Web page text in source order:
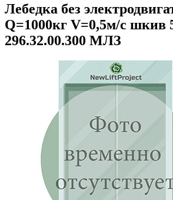
Лебедка без
Q=1000кг V=0,5м/с шкив
296.32.00.300 МЛЗ